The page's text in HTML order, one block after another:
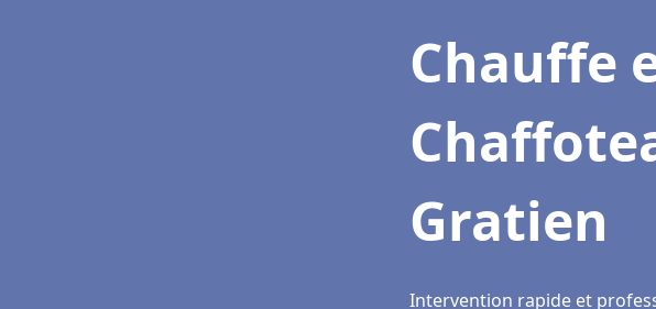
Chauffe
Gratien
Intervention rapide et